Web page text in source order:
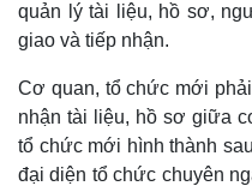
quản lý tài liệu, hồ sơ,
giao và tiếp nhận.
Cơ quan, tổ chức mới
nhận tài liệu, hồ sơ giữa
tổ chức mới hình thành
đại diện tổ chức chuyên